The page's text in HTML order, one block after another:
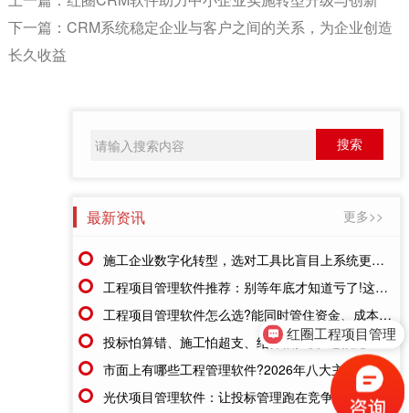
下一篇： CRM系统稳定企业与客户之间的关系，为企业创造
长久收益
最新资讯 更多>>
施工企业数字化转型，选对工具比盲目上系统更重要
工程项目管理软件推荐：别等年底才知道亏了!这套系统让每一分钱都有迹可循
工程项目管理软件怎么选?能同时管住资金、成本、进度的才靠谱
投标怕算错、施工怕超支、结算怕扯皮?这款施工成本管理系统一招全解决
市面上有哪些工程管理软件?2026年八大主流工具深度盘点
光伏项目管理软件：让投标管理跑在竞争前面
红圈工程项目管理